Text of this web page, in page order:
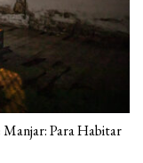
Para Habitar